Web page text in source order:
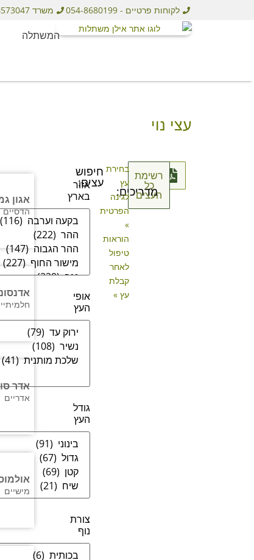
לקוחות פרטיים - 054-8680199 משרד 08-8573047
המשתלה
עצי נוי
רשימת
כל
העצים
מדריכים:
בחירת
עץ
לגינה
הפרטית
»
הוראות
טיפול
לאחר
קבלת
עץ »
חיפוש
עצים:
אזור
בארץ
אופי
העץ
גודל
העץ
צורת
נוף
אגון
הדסיים
אדר
אדריים
מישיים